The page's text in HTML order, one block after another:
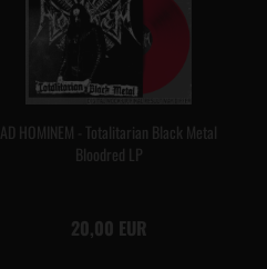
AD HOMINEM - Totalitarian Black Metal
Bloodred LP
20,00 EUR